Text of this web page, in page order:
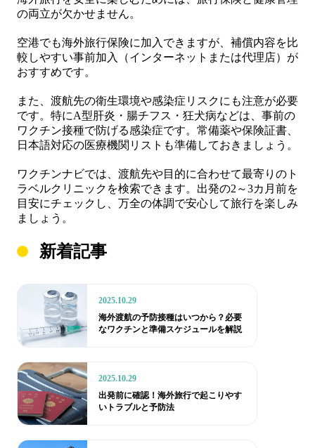
の両立が欠かせません。
空港でも海外旅行保険に加入できますが、補償内容を比
較しやすい事前加入（インターネットまたは代理店）が
おすすめです。
また、渡航先の衛生環境や感染症リスクにも注意が必要
です。特にA型肝炎・腸チフス・狂犬病などは、事前の
ワクチン接種で防げる感染症です。常備薬や保険証書、
日本語対応の医療機関リストも準備しておきましょう。
ワクチンナビでは、渡航先や目的に合わせて最寄りのト
ラベルクリニックを検索できます。出発の2～3カ月前を
目安にチェックし、万全の体調で安心して旅行を楽しみ
ましょう。
新着記事
2025.10.29
海外渡航の予防接種はいつから？必要
なワクチンと準備スケジュールを解説
2025.10.29
出発前に確認！海外旅行で起こりやす
いトラブルと予防法